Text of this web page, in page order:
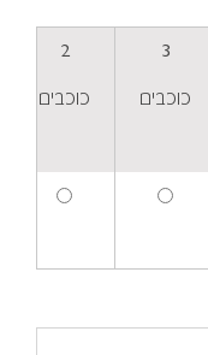
3
כוכבים
2
כוכבים